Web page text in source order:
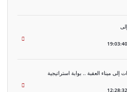
إلى ميناء العقبة .. بوابة استراتيجية